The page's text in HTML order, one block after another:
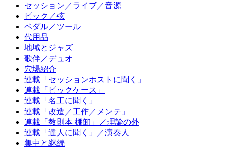
セッション／ライブ／音源
ピック／弦
ペダル／ツール
代用品
地域とジャズ
歌伴／デュオ
穴場紹介
連載「セッションホストに聞く」
連載「ピックケース」
連載「名工に聞く」
連載「改造／工作／メンテ」
連載「教則本 棚卸」／理論の外
連載「達人に聞く」／演奏人
集中と継続